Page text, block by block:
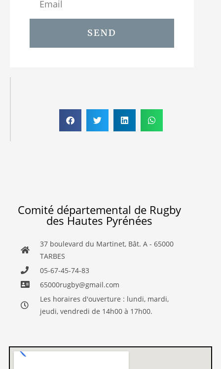
SEND
Comité départemental de Rugby
des Hautes Pyrénées
37 boulevard du Martinet, Bât. A - 65000
TARBES
05-67-45-74-83
65000rugby@gmail.com
Les horaires d'ouverture : lundi, mardi,
jeudi, vendredi de 14h00 à 17h00.